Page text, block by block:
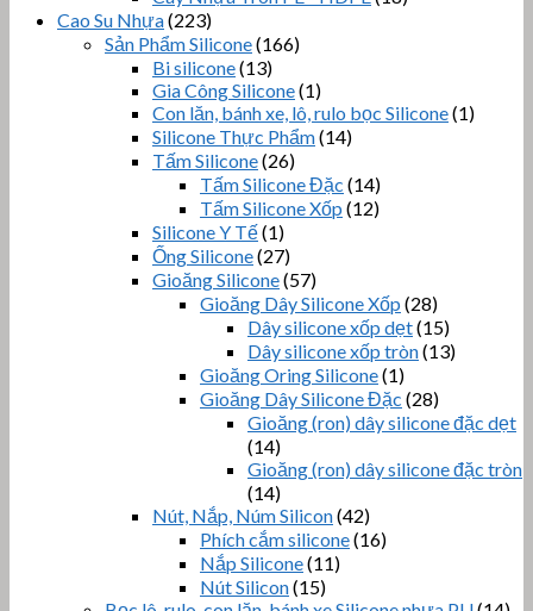
Cao Su Nhựa(223)
Sản Phẩm Silicone(166)
Bi silicone(13)
Gia Công Silicone(1)
Con lăn, bánh xe, lô, rulo bọc Silicone(1)
Silicone Thực Phẩm(14)
Tấm Silicone(26)
Tấm Silicone Đặc (14)
Tấm Silicone Xốp (12)
Silicone Y Tế(1)
Ống Silicone(27)
Gioăng Silicone(57)
Gioăng Dây Silicone Xốp (28)
Dây silicone xốp dẹt(15)
Dây silicone xốp tròn(13)
Gioăng Oring Silicone(1)
Gioăng Dây Silicone Đặc (28)
Gioăng (ron) dây silicone đặc dẹt
(14)
Gioăng (ron) dây silicone đặc tròn
(14)
Nút, Nắp, Núm Silicon(42)
Phích cắm silicone(16)
Nắp Silicone(11)
Nút Silicon(15)